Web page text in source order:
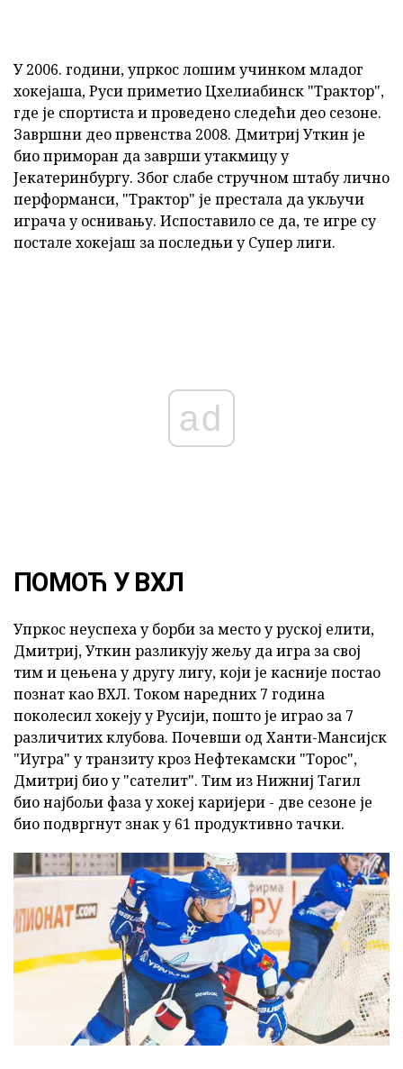
У 2006. години, упркос лошим учинком младог
хокејаша, Руси приметио Цхелиабинск "Трактор",
где је спортиста и проведено следећи део сезоне.
Завршни део првенства 2008. Дмитриј Уткин је
био приморан да заврши утакмицу у
Јекатеринбургу. Због слабе стручном штабу лично
перформанси, "Трактор" је престала да укључи
играча у оснивању. Испоставило се да, те игре су
постале хокејаш за последњи у Супер лиги.
ad
ПОМОЋ У ВХЛ
Упркос неуспеха у борби за место у руској елити,
Дмитриј, Уткин разликују жељу да игра за свој
тим и цењена у другу лигу, који је касније постао
познат као ВХЛ. Током наредних 7 година
поколесил хокеју у Русији, пошто је играо за 7
различитих клубова. Почевши од Ханти-Мансијск
"Иугра" у транзиту кроз Нефтекамски "Торос",
Дмитриј био у "сателит". Тим из Нижниј Тагил
био најбољи фаза у хокеј каријери - две сезоне је
био подвргнут знак у 61 продуктивно тачки.